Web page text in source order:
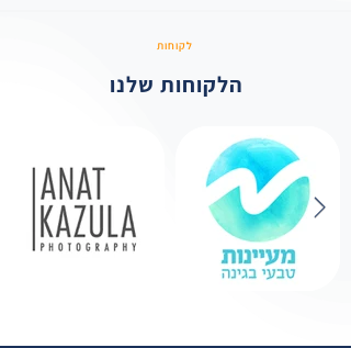
לקוחות
הלקוחות שלנו